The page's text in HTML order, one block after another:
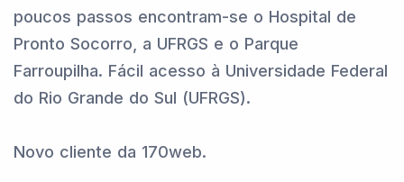
poucos passos encontram-se o Hospital de
Pronto Socorro, a UFRGS e o Parque
Farroupilha. Fácil acesso à Universidade Federal
do Rio Grande do Sul (UFRGS).
Novo cliente da 170web.